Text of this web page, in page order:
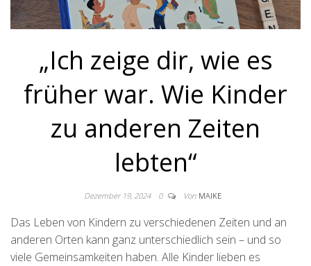
„Ich zeige dir, wie es
früher war. Wie Kinder
zu anderen Zeiten
lebten“
Dezember 19, 2024 0 Von MAIKE
Das Leben von Kindern zu verschiedenen Zeiten und an
anderen Orten kann ganz unterschiedlich sein – und so
viele Gemeinsamkeiten haben. Alle Kinder lieben es